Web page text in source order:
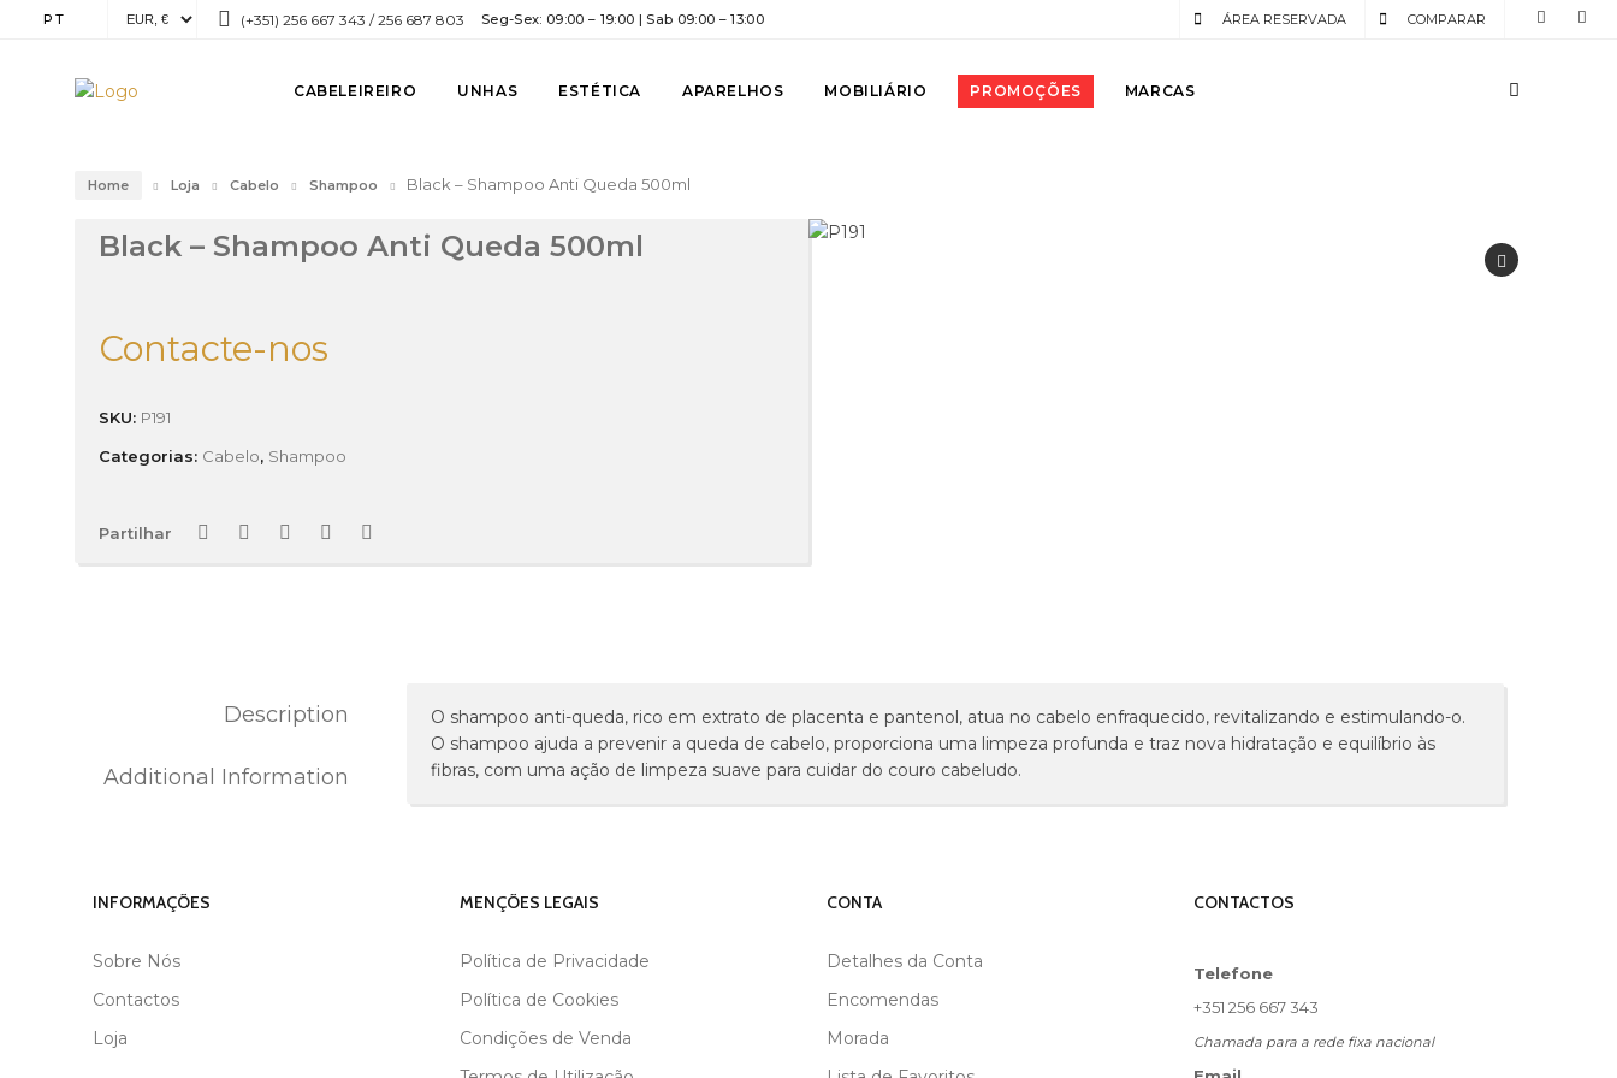
PT (+351) 256 667 343 / 256 687 803 Seg-Sex: 09:00 – 19:00 | Sab 09:00 – 13:00 COMPARAR
ÁREA RESERVADA
CABELEIREIRO UNHAS ESTÉTICA APARELHOS MOBILIÁRIO PROMOÇÕES MARCAS
Home Loja Cabelo Shampoo Black – Shampoo Anti Queda 500ml
Black – Shampoo Anti Queda 500ml
Contacte-nos
SKU: P191
Categorias: Cabelo, Shampoo
Partilhar
Description
Additional Information
O shampoo anti-queda, rico em extrato de placenta e pantenol, atua no cabelo enfraquecido, revitalizando e estimulando-o.
O shampoo ajuda a prevenir a queda de cabelo, proporciona uma limpeza profunda e traz nova hidratação e equilíbrio às
fibras, com uma ação de limpeza suave para cuidar do couro cabeludo.
MARCA
INFORMAÇÕES
Sobre Nós
Contactos
Loja
MENÇÕES LEGAIS
Política de Privacidade
Política de Cookies
Condições de Venda
CONTA
Detalhes da Conta
Encomendas
Morada
CONTACTOS
Telefone
+351 256 667 343
Chamada para a rede fixa nacional